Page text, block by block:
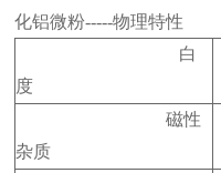
化铝微粉-----物理特性
白
度
磁性
杂质